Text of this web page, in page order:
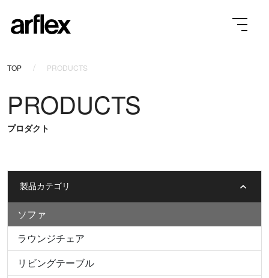
TOP PRODUCTS
PRODUCTS
プロダクト
製品カテゴリ
ソファ
ラウンジチェア
リビングテーブル